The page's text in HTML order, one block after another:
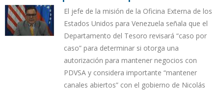
El jefe de la misión de la Oficina Externa de los
Estados Unidos para Venezuela señala que el
Departamento del Tesoro revisará “caso por
caso” para determinar si otorga una
autorización para mantener negocios con
PDVSA y considera importante “mantener
canales abiertos” con el gobierno de Nicolás